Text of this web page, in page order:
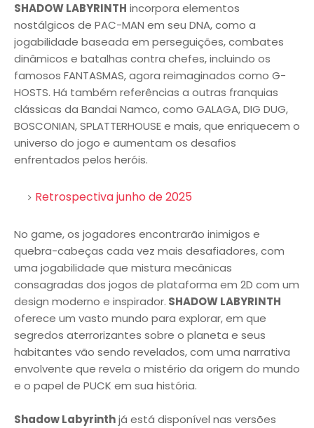
SHADOW LABYRINTH incorpora elementos
nostálgicos de PAC-MAN em seu DNA, como a
jogabilidade baseada em perseguições, combates
dinâmicos e batalhas contra chefes, incluindo os
famosos FANTASMAS, agora reimaginados como G-
HOSTS. Há também referências a outras franquias
clássicas da Bandai Namco, como GALAGA, DIG DUG,
BOSCONIAN, SPLATTERHOUSE e mais, que enriquecem o
universo do jogo e aumentam os desafios
enfrentados pelos heróis.
Retrospectiva junho de 2025
No game, os jogadores encontrarão inimigos e
quebra-cabeças cada vez mais desafiadores, com
uma jogabilidade que mistura mecânicas
consagradas dos jogos de plataforma em 2D com um
design moderno e inspirador. SHADOW LABYRINTH
oferece um vasto mundo para explorar, em que
segredos aterrorizantes sobre o planeta e seus
habitantes vão sendo revelados, com uma narrativa
envolvente que revela o mistério da origem do mundo
e o papel de PUCK em sua história.
Shadow Labyrinthjá está disponível nas versões